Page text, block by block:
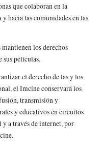
que colaboran en la
hacia las comunidades en las
los derechos
sus películas.
el derecho de las y los
el Imcine conservará los
transmisión y
y educativos en circuitos
a través de internet, por